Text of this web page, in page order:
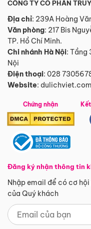
CÔNG TY CỔ PHẦN
Địa chỉ: 239A Hoàng
Văn phòng: 217 Bis
TP. Hồ Chí Minh.
Chi nhánh Hà Nội: Tầng
Nội
Điện thoại: 028
Website:
Chứng nhận
Đăng ký nhận thông tin
Nhập email để có cơ
của Quý khách